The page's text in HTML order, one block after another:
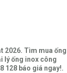
2026. Tìm mua ống
lý ống inox công
128 báo giá ngay!.